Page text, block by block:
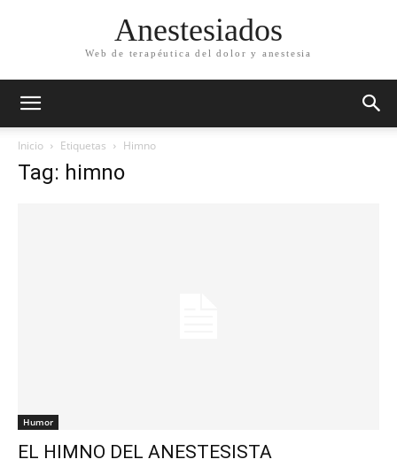
Anestesiados
Web de terapéutica del dolor y anestesia
Inicio Etiquetas Himno
Tag: himno
Humor
EL HIMNO DEL ANESTESISTA